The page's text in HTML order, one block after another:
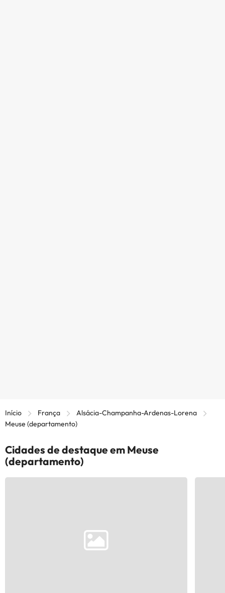
Início França
Alsácia-Champanha-Ardenas-Lorena
Meuse (departamento)
Cidades de destaque em Meuse
(departamento)